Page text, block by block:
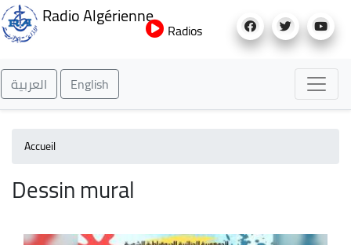
au
Radio Algérienne
Radios
العربية English
Accueil
Dessin mural